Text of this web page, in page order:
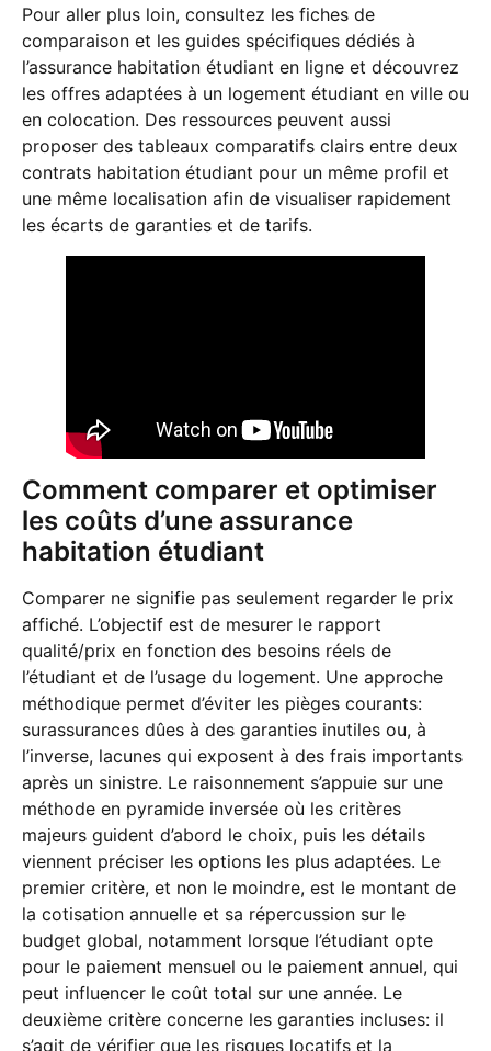
Pour aller plus loin, consultez les fiches de
comparaison et les guides spécifiques dédiés à
l’assurance habitation étudiant en ligne et découvrez
les offres adaptées à un logement étudiant en ville ou
en colocation. Des ressources peuvent aussi
proposer des tableaux comparatifs clairs entre deux
contrats habitation étudiant pour un même profil et
une même localisation afin de visualiser rapidement
les écarts de garanties et de tarifs.
Comment comparer et optimiser
les coûts d’une assurance
habitation étudiant
Comparer ne signifie pas seulement regarder le prix
affiché. L’objectif est de mesurer le rapport
qualité/prix en fonction des besoins réels de
l’étudiant et de l’usage du logement. Une approche
méthodique permet d’éviter les pièges courants:
surassurances dûes à des garanties inutiles ou, à
l’inverse, lacunes qui exposent à des frais importants
après un sinistre. Le raisonnement s’appuie sur une
méthode en pyramide inversée où les critères
majeurs guident d’abord le choix, puis les détails
viennent préciser les options les plus adaptées. Le
premier critère, et non le moindre, est le montant de
la cotisation annuelle et sa répercussion sur le
budget global, notamment lorsque l’étudiant opte
pour le paiement mensuel ou le paiement annuel, qui
peut influencer le coût total sur une année. Le
deuxième critère concerne les garanties incluses: il
s’agit de vérifier que les risques locatifs et la